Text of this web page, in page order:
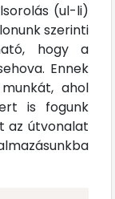
(ul-li)
szerinti
hogy a
Ennek
ahol
is fogunk
az útvonalat